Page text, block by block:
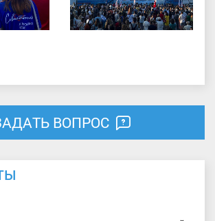
ВОПРОС